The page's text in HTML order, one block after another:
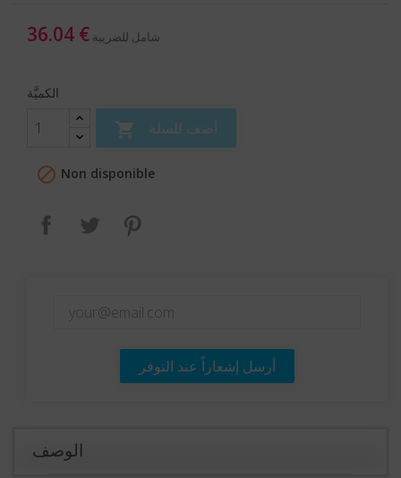
36.04 € شامل للضريبة
الكميَّة
 أضف للسلة
 Non disponible
مشاركة تغريدة
أرسل إشعاراً عند التوفر
الوصف